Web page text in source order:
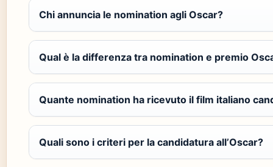
Chi annuncia le nomination agli Oscar?
Qual è la differenza tra nomination e premio
Quante nomination ha ricevuto il film italiano
Quali sono i criteri per la candidatura all’Oscar?